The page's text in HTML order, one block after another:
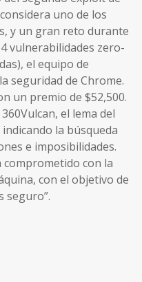
uno de los
y un gran reto durante
vulnerabilidades zero-
el equipo de
seguridad de Chrome.
un premio de $52,500.
el lema del
indicando la búsqueda
e imposibilidades.
comprometido con la
con el objetivo de
seguro”.